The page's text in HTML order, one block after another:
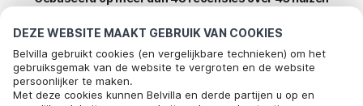
DEZE WEBSITE MAAKT GEBRUIK VAN COOKIES
Belvilla gebruikt cookies (en vergelijkbare technieken) om het
gebruiksgemak van de website te vergroten en de website
persoonlijker te maken.
Met deze cookies kunnen Belvilla en derde partijen u op en
Meest populaire bestemmingen voor
vakantie